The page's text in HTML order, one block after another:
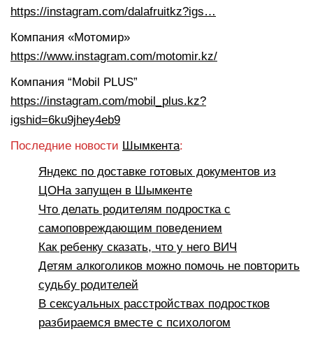
https://instagram.com/dalafruitkz?igs…
Компания «Мотомир»
https://www.instagram.com/motomir.kz/
Компания “Mobil PLUS”
https://instagram.com/mobil_plus.kz?
igshid=6ku9jhey4eb9
Последние новости Шымкента:
Яндекс по доставке готовых документов из
ЦОНа запущен в Шымкенте
Что делать родителям подростка с
самоповреждающим поведением
Как ребенку сказать, что у него ВИЧ
Детям алкоголиков можно помочь не повторить
судьбу родителей
В сексуальных расстройствах подростков
разбираемся вместе с психологом